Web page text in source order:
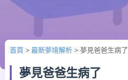
首頁 > 最新夢境解析 > 夢見爸爸生病了
夢見爸爸生病了